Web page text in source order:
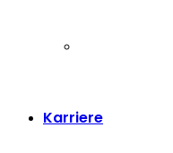
Karriere